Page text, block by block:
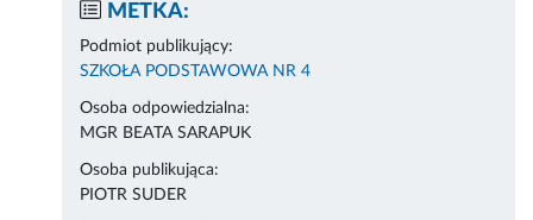
METKA:
Podmiot publikujący:
SZKOŁA PODSTAWOWA NR 4
Osoba odpowiedzialna:
MGR BEATA SARAPUK
Osoba publikująca:
PIOTR SUDER